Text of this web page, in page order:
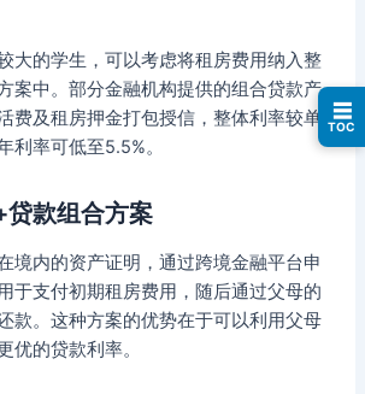
大的学生，可以考虑将租房费用纳入整
案中。部分金融机构提供的组合贷款产
费及租房押金打包授信，整体利率较单
利率可低至5.5%。
款组合方案
境内的资产证明，通过跨境金融平台申
于支付初期租房费用，随后通过父母的
款。这种方案的优势在于可以利用父母
优的贷款利率。
☰
TOC